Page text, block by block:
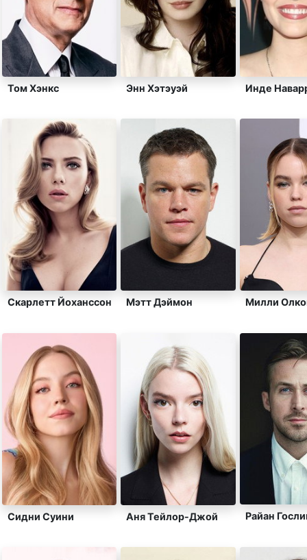
Том Хэнкс Энн Хэтэуэй Инде
Скарлетт Йоханссон Мэтт Дэймон Милли
Сидни Суини Аня Тейлор-Джой Райан